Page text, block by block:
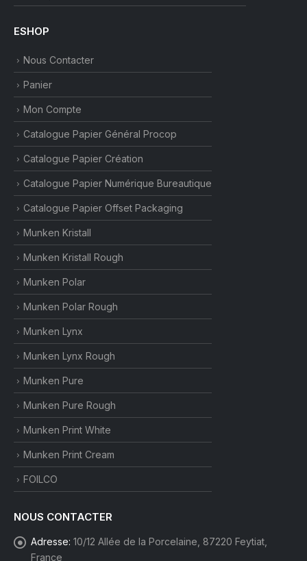
ESHOP
Nous Contacter
Panier
Mon Compte
Catalogue Papier Général Procop
Catalogue Papier Création
Catalogue Papier Numérique Bureautique
Catalogue Papier Offset Packaging
Munken Kristall
Munken Kristall Rough
Munken Polar
Munken Polar Rough
Munken Lynx
Munken Lynx Rough
Munken Pure
Munken Pure Rough
Munken Print White
Munken Print Cream
FOILCO
NOUS CONTACTER
Adresse: 10/12 Allée de la Porcelaine, 87220 Feytiat,
France